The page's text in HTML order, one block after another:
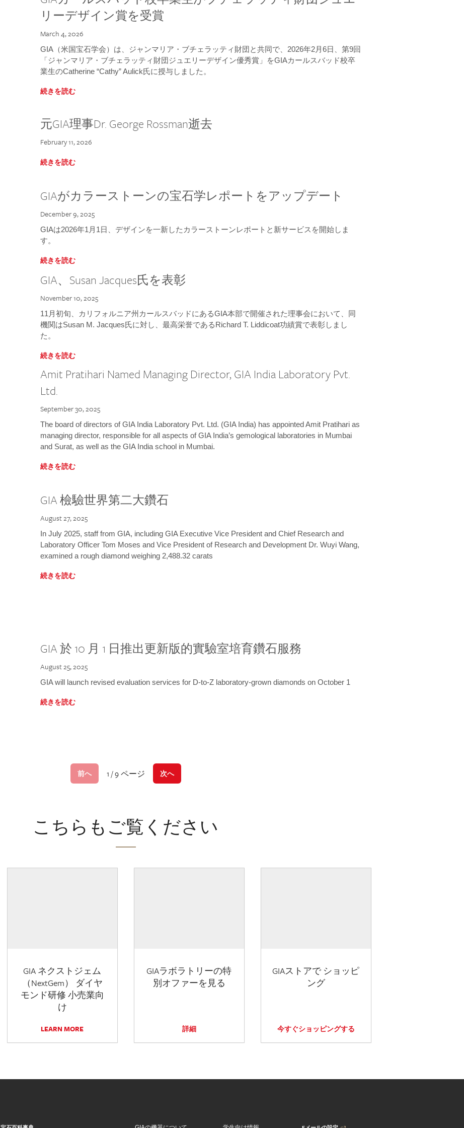
リーデザイン賞を受賞
March 4, 2026
GIA（米国宝石学会）は、ジャンマリア・ブチェラッティ財団と共同で、2026年2月6日、第9回
「ジャンマリア・ブチェラッティ財団ジュエリーデザイン優秀賞」をGIAカールスバッド校卒
業生のCatherine “Cathy” Aulick氏に授与しました。
続きを読む
元GIA理事Dr. George Rossman逝去
February 11, 2026
続きを読む
GIAがカラーストーンの宝石学レポートをアップデート
December 9, 2025
GIAは2026年1月1日、デザインを一新したカラーストーンレポートと新サービスを開始しま
す。
続きを読む
GIA、Susan Jacques氏を表彰
November 10, 2025
11月初旬、カリフォルニア州カールスバッドにあるGIA本部で開催された理事会において、同
機関はSusan M. Jacques氏に対し、最高栄誉であるRichard T. Liddicoat功績賞で表彰しまし
た。
続きを読む
Amit Pratihari Named Managing Director, GIA India Laboratory Pvt.
Ltd.
September 30, 2025
The board of directors of GIA India Laboratory Pvt. Ltd. (GIA India) has appointed Amit Pratihari as
managing director, responsible for all aspects of GIA India’s gemological laboratories in Mumbai
and Surat, as well as the GIA India school in Mumbai.
続きを読む
GIA 檢驗世界第二大鑽石
August 27, 2025
In July 2025, staff from GIA, including GIA Executive Vice President and Chief Research and
Laboratory Officer Tom Moses and Vice President of Research and Development Dr. Wuyi Wang,
examined a rough diamond weighing 2,488.32 carats
続きを読む
GIA 於 10 月 1 日推出更新版的實驗室培育鑽石服務
August 25, 2025
GIA will launch revised evaluation services for D-to-Z laboratory-grown diamonds on October 1
続きを読む
前へ 1 / 9 ページ 次へ
こちらもご覧ください
GIA ネクストジェム
（NextGem） ダイヤ
モンド研修 小売業向
け
LEARN MORE
GIAラボラトリーの特
別オファーを見る
詳細
GIAストアで ショッピ
ング
今すぐショッピングする